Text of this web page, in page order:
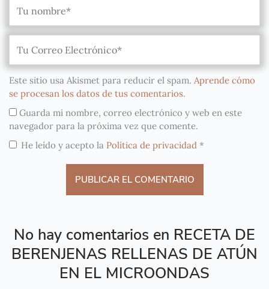
Este sitio usa Akismet para reducir el spam. Aprende cómo
se procesan los datos de tus comentarios.
Guarda mi nombre, correo electrónico y web en este
navegador para la próxima vez que comente.
He leído y acepto la Política de privacidad *
No hay comentarios en RECETA DE
BERENJENAS RELLENAS DE ATÚN
EN EL MICROONDAS